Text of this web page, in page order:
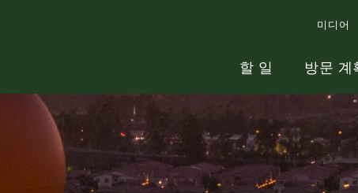
미디어
할 일 방문 계